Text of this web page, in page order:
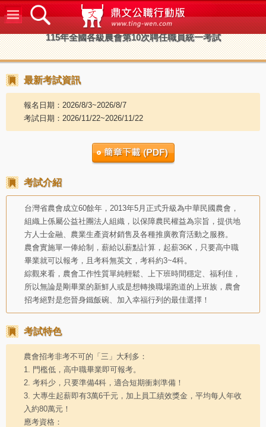
鼎文公
115年全國各級農會第10次聘任職員統一考試
最新考試資訊
報名日期：2026/8/3~2026/8/7
考試日期：2026/11/22~2026/11/22
考試介紹
台灣省農會成立60餘年，2013年5月正式升級為中華民國農會，
組織上係屬公益社團法人組織，以保障農民權益為宗旨，提供地
方人士金融、農業生產資材銷售及各種推廣教育活動之服務。
農會實施單一俸給制，薪給以薪點計算，起薪36K，只要高中職
畢業就可以報考，且考科無英文，考科約3~4科。
綜觀來看，農會工作性質單純輕鬆、上下班時間穩定、福利佳，
所以無論是剛畢業的新鮮人或是想轉換職場跑道的上班族，農會
招考絕對是您晉身鐵飯碗、加入幸福行列的最佳選擇！
考試特色
農會招考非考不可的「三」大利多：
1. 門檻低，高中職畢業即可報考。
2. 考科少，只要準備4科，適合短期衝刺準備！
3. 大專生起薪即有3萬6千元，加上員工績效獎金，平均每人年收
入約80萬元！
應考資格：